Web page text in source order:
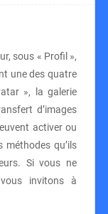
sous « Profil »,
une des quatre
», la galerie
d’images
activer ou
qu’ils
Si vous ne
invitons à